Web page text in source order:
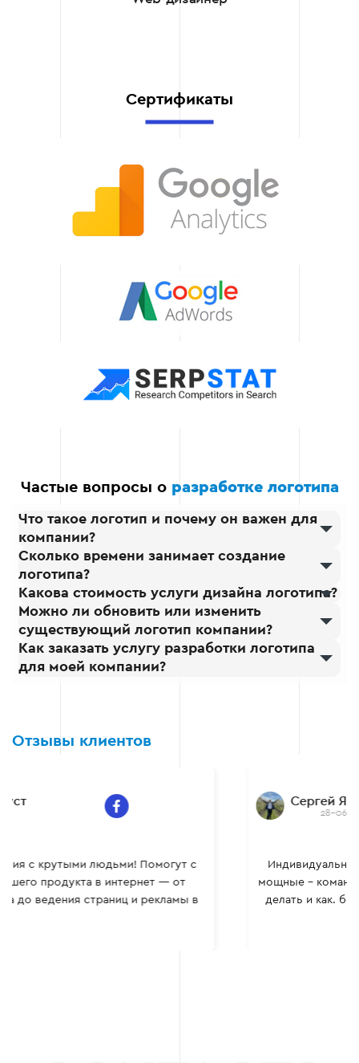
деятельности,
конкурентную среду,
Сертификаты
Частые вопросы о разработке логотипа
Что такое логотип и почему он важен для
компании?
Сколько времени занимает создание
логотипа?
Какова стоимость услуги дизайна логотипа?
Можно ли обновить или изменить
существующий логотип компании?
Как заказать услугу разработки логотипа
для моей компании?
Отзывы клиентов
Сергей Яцышен
28-06-22
Индивидуальные и оригинальные, уверенные и
мощные – команда профессионалов, знающая, что
делать и как. было очень приятно сотрудничать